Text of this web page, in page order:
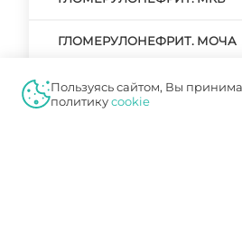
ГЛОМЕРУЛОНЕФРИТ. МОЧА
ГЛОМЕРУЛОНЕФРИТ.
ФОРМА
Пользуясь сайтом, Вы
политикуcookie